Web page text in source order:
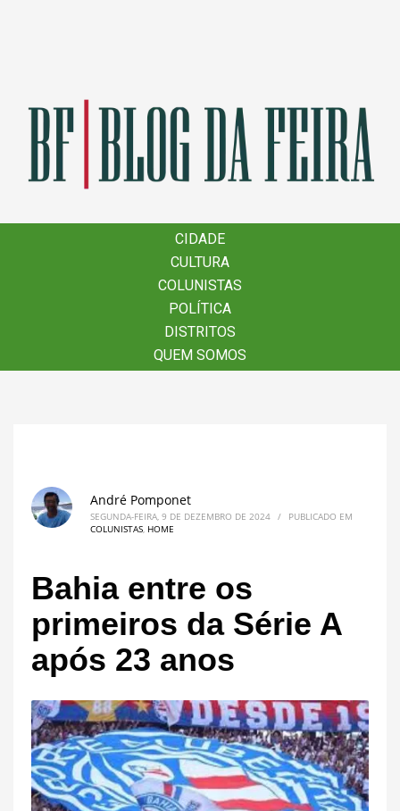
CIDADE
CULTURA
COLUNISTAS
POLÍTICA
DISTRITOS
QUEM SOMOS
CIDADE
CULTURA
COLUNISTAS
POLÍTICA
DISTRITOS
QUEM SOMOS
André Pomponet
SEGUNDA-FEIRA, 9 DE DEZEMBRO DE 2024 /
PUBLICADO EM
COLUNISTAS, HOME
Bahia entre os
primeiros da Série A
após 23 anos